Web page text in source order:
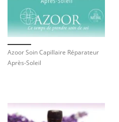
Azoor Soin Capillaire Réparateur
Après-Soleil